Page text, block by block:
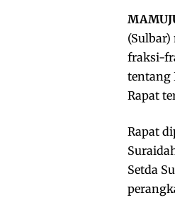
fraksi-
tentang
Rapat
Rapat
Setda